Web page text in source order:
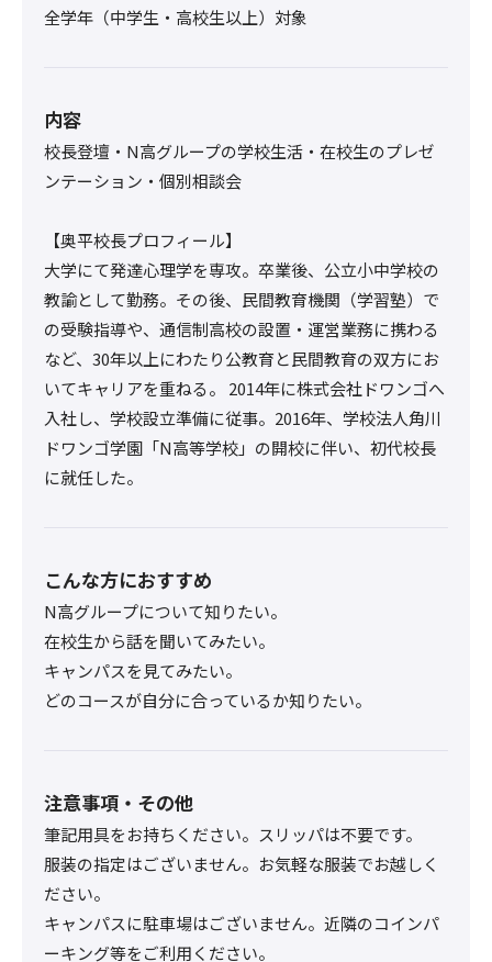
全学年（中学生・高校生以上）対象
内容
校長登壇・N高グループの学校生活・在校生のプレゼ
ンテーション・個別相談会
【奥平校長プロフィール】
大学にて発達心理学を専攻。卒業後、公立小中学校の
教諭として勤務。その後、民間教育機関（学習塾）で
の受験指導や、通信制高校の設置・運営業務に携わる
など、30年以上にわたり公教育と民間教育の双方にお
いてキャリアを重ねる。 2014年に株式会社ドワンゴへ
入社し、学校設立準備に従事。2016年、学校法人角川
ドワンゴ学園「N高等学校」の開校に伴い、初代校長
に就任した。
こんな方におすすめ
N高グループについて知りたい。
在校生から話を聞いてみたい。
キャンパスを見てみたい。
どのコースが自分に合っているか知りたい。
注意事項・その他
筆記用具をお持ちください。スリッパは不要です。
服装の指定はございません。お気軽な服装でお越しく
ださい。
キャンパスに駐車場はございません。近隣のコインパ
ーキング等をご利用ください。